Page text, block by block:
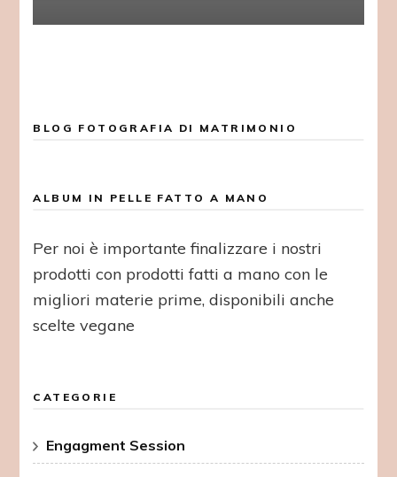
BLOG FOTOGRAFIA DI MATRIMONIO
ALBUM IN PELLE FATTO A MANO
Per noi è importante finalizzare i nostri
prodotti con prodotti fatti a mano con le
migliori materie prime, disponibili anche
scelte vegane
CATEGORIE
Engagment Session